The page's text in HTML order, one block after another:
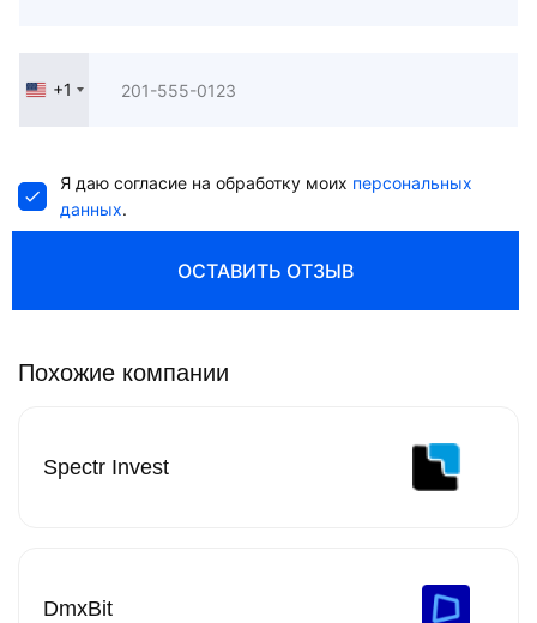
United
+1
Я даю согласие на обработку моих персональных
данных.
ОСТАВИТЬ ОТЗЫВ
Похожие компании
Spectr Invest
DmxBit